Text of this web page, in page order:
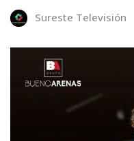
Sureste Televisión